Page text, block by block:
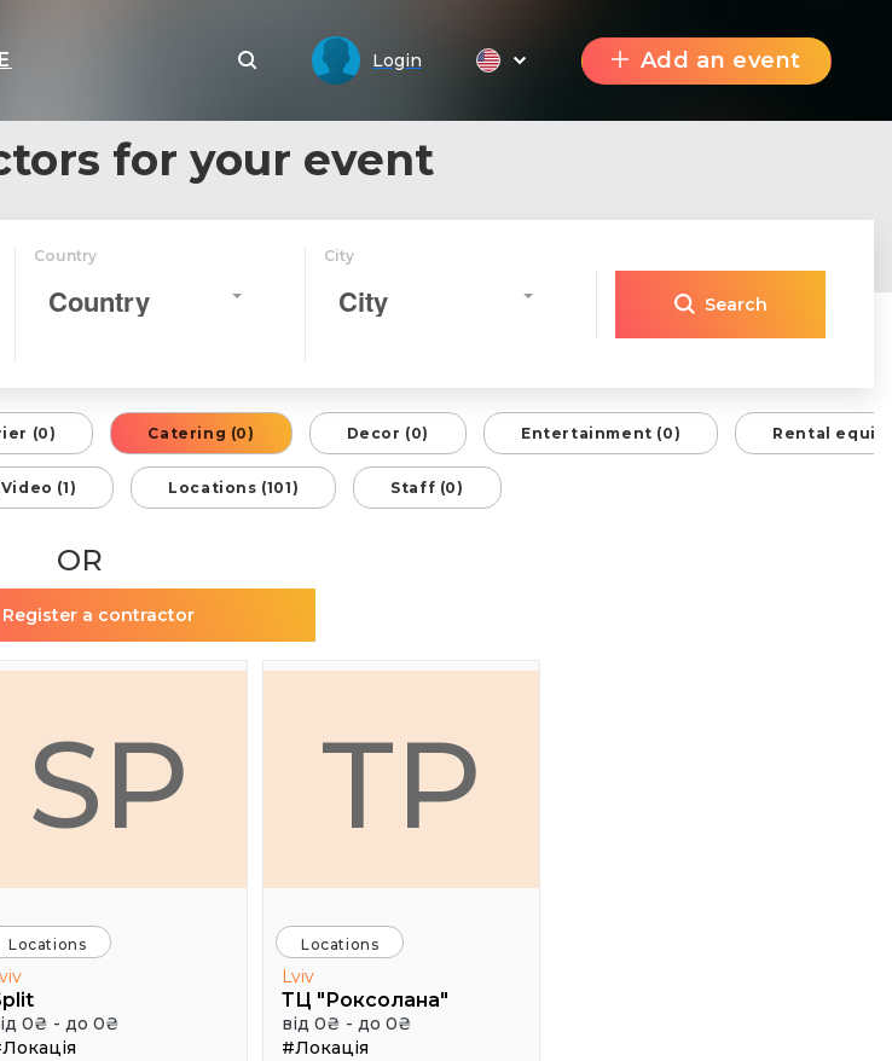
Login Add an event
for your event
Country
Country
City
City Search
(0) Catering (0) Decor (0) Entertainment (0) Rental
(1) Locations (101) Staff (0)
OR
Register a contractor
SP
Locations
0₴ - до 0₴
ТР
Locations
Lviv
ТЦ "Роксолана"
від 0₴ - до 0₴
#Локація